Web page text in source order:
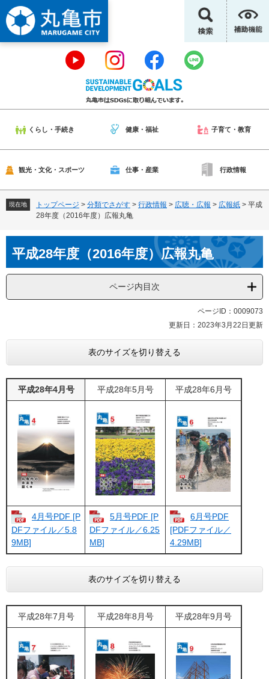
ー
ジ
の
。
ニ
ュ
ー
て
くらし・手続き 健康・福祉 子育て・教育
観光・文化・スポーツ 仕事・産業 行政情報
現在地 トップページ > 分類でさがす > 行政情報 > 広聴・広報 > 広報紙 > 平成
28年度（2016年度）広報丸亀
文平成28年度（2016年度）広報丸亀
ページ内目次
ページID：0009073
更新日：2023年3月22日更新
表のサイズを切り替える
平成28年4月号 平成28年5月号 平成28年6月号
4月号PDF [P
DFファイル／5.8
9MB]
5月号PDF [P
DFファイル／6.25
MB]
6月号PDF
[PDFファイル／
4.29MB]
表のサイズを切り替える
平成28年7月号 平成28年8月号 平成28年9月号